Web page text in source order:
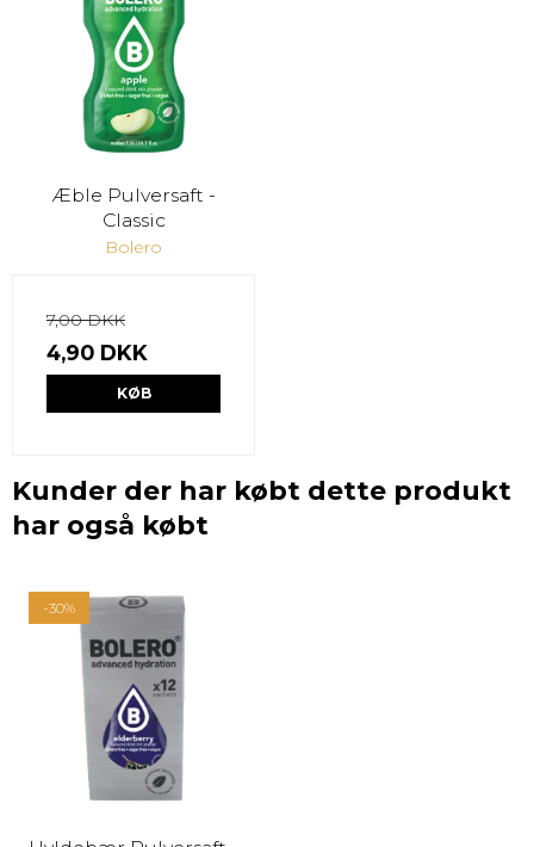
Æble Pulversaft -
Classic
Bolero
7,00 DKK
4,90 DKK
KØB
Kunder der har købt dette produkt
har også købt
-30%